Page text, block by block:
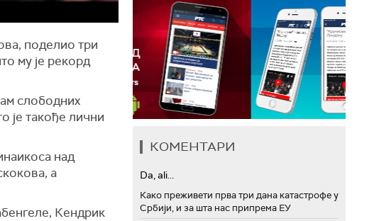
поделио три
му је рекорд
слободних
је такође лични
над
а
Кендрик
КОМЕНТАРИ
Da, ali...
Како преживети прва три дана катастрофе у
Србији, и за шта нас припрема ЕУ